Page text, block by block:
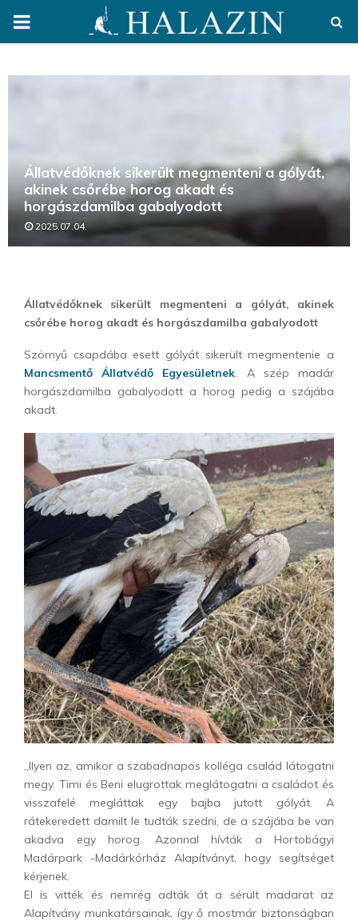
PRIMARY
Állatvédőknek sikerült megmenteni a gólyát,
akinek csőrébe horog akadt és
horgászdamilba gabalyodott
2025.07.04.
Állatvédőknek sikerült megmenteni a gólyát, akinek
csőrébe horog akadt és horgászdamilba gabalyodott
Szörnyű csapdába esett gólyát sikerült megmentenie a
Mancsmentő Állatvédő Egyesületnek. A szép madár
horgászdamilba gabalyodott a horog pedig a szájába
akadt.
„Ilyen az, amikor a szabadnapos kolléga család látogatni
megy. Timi és Beni elugrottak meglátogatni a családot és
visszafelé megláttak egy bajba jutott gólyát. A
rátekeredett damilt le tudták szedni, de a szájába be van
akadva egy horog. Azonnal hívták a Hortobágyi
Madárpark -Madárkórház Alapítványt, hogy segítséget
kérjenek.
El is vitték és nemrég adták át a sérült madarat az
Alapítvány munkatársainak, így ő mostmár biztonságban